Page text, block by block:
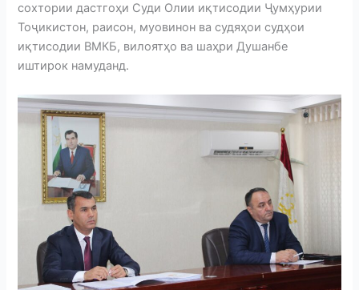
сохтории дастгоҳи Суди Олии иқтисодии Ҷумҳурии
Тоҷикистон, раисон, муовинон ва судяҳои судҳои
иқтисодии ВМКБ, вилоятҳо ва шаҳри Душанбе
иштирок намуданд.